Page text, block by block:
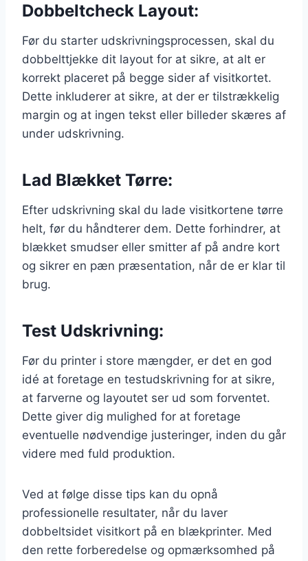
Dobbeltcheck Layout:
Før du starter udskrivningsprocessen, skal du
dobbelttjekke dit layout for at sikre, at alt er
korrekt placeret på begge sider af visitkortet.
Dette inkluderer at sikre, at der er tilstrækkelig
margin og at ingen tekst eller billeder skæres af
under udskrivning.
Lad Blækket Tørre:
Efter udskrivning skal du lade visitkortene tørre
helt, før du håndterer dem. Dette forhindrer, at
blækket smudser eller smitter af på andre kort
og sikrer en pæn præsentation, når de er klar til
brug.
Test Udskrivning:
Før du printer i store mængder, er det en god
idé at foretage en testudskrivning for at sikre,
at farverne og layoutet ser ud som forventet.
Dette giver dig mulighed for at foretage
eventuelle nødvendige justeringer, inden du går
videre med fuld produktion.
Ved at følge disse tips kan du opnå
professionelle resultater, når du laver
dobbeltsidet visitkort på en blækprinter. Med
den rette forberedelse og opmærksomhed på